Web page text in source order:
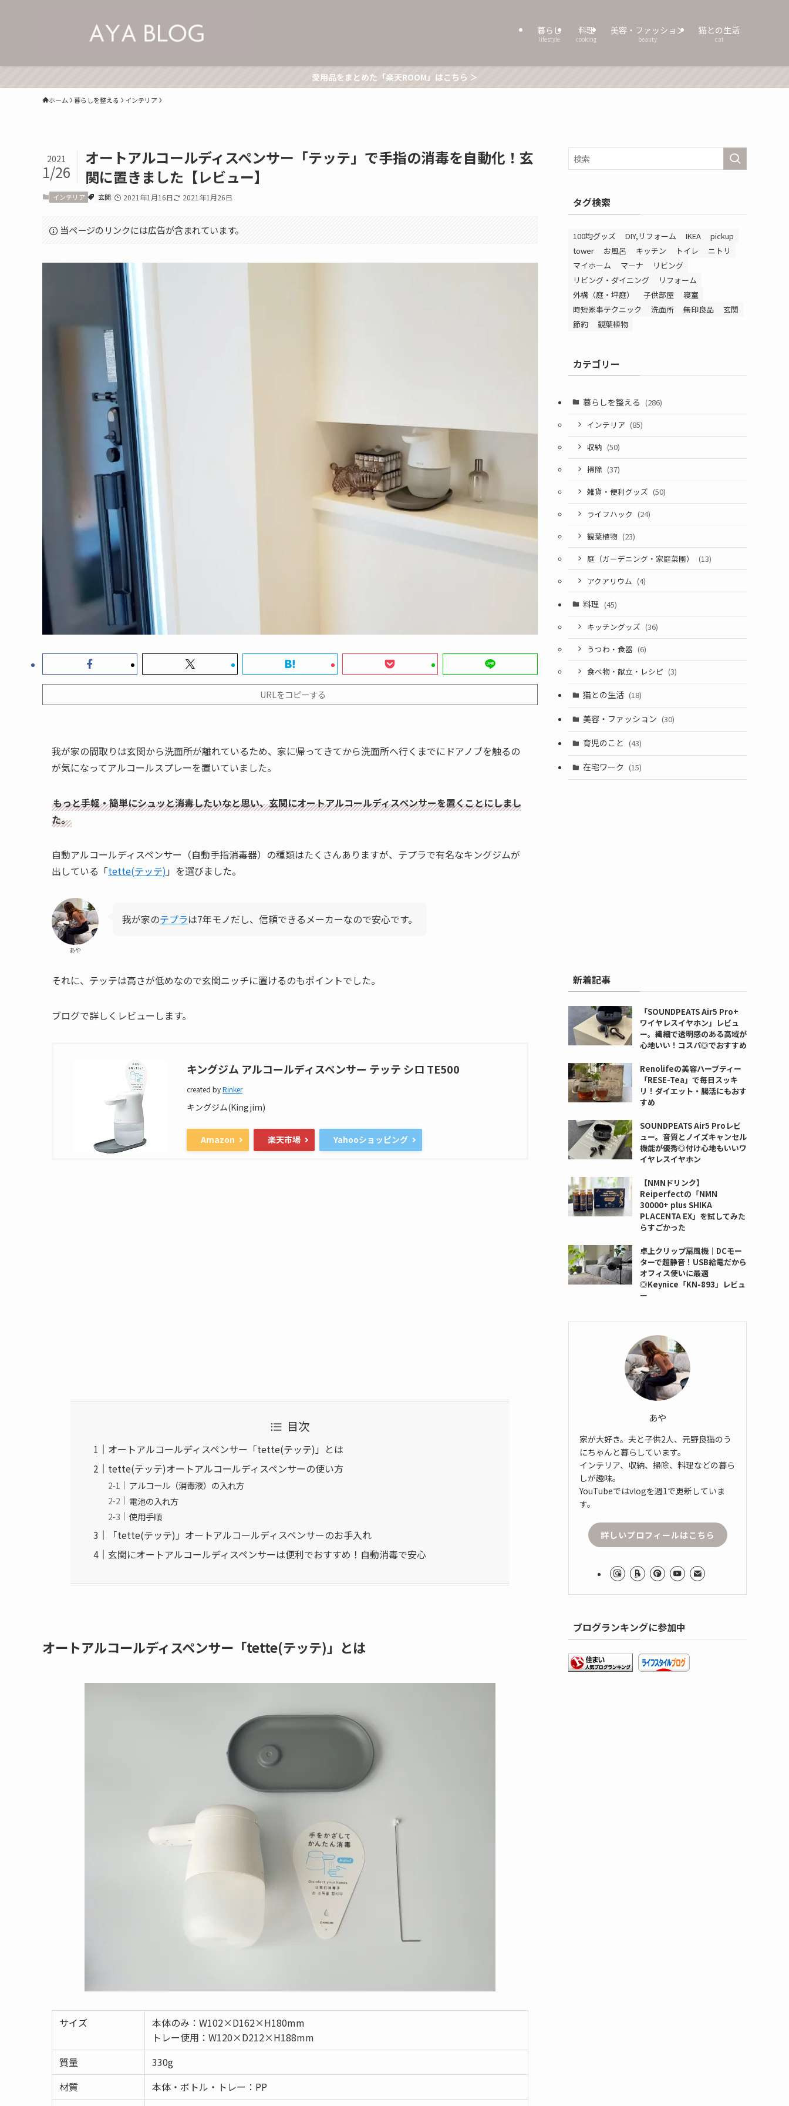
暮らし
lifestyle
料理
cooking
美容・ファッション
beauty
猫との生活
cat
愛用品をまとめた「楽天ROOM」はこちら ＞
ホーム 暮らしを整える インテリア
オートアルコールディスペンサー「テッテ」で手指の消毒を自動化！玄
関に置きました【レビュー】
2021
1/26
インテリア 玄関 2021年1月16日 2021年1月26日
当ページのリンクには広告が含まれています。
URLをコピーする
我が家の間取りは玄関から洗面所が離れているため、家に帰ってきてから洗面所へ行くまでにドアノブを触るの
が気になってアルコールスプレーを置いていました。
もっと手軽・簡単にシュッと消毒したいなと思い、玄関にオートアルコールディスペンサーを置くことにしまし
た。
自動アルコールディスペンサー（自動手指消毒器）の種類はたくさんありますが、テプラで有名なキングジムが
出している「tette(テッテ) 」を選びました。
あや
我が家のテプラは7年モノだし、信頼できるメーカーなので安心です。
それに、テッテは高さが低めなので玄関ニッチに置けるのもポイントでした。
ブログで詳しくレビューします。
キングジム アルコールディスペンサー テッテ シロ TE500
created byRinker
キングジム(Kingjim)
Amazon 楽天市場 Yahooショッピング
目次
オートアルコールディスペンサー「tette(テッテ)」とは
tette(テッテ)オートアルコールディスペンサーの使い方
アルコール（消毒液）の入れ方
電池の入れ方
使用手順
「tette(テッテ)」オートアルコールディスペンサーのお手入れ
玄関にオートアルコールディスペンサーは便利でおすすめ！自動消毒で安心
オートアルコールディスペンサー「tette(テッテ)」とは
サイズ
本体のみ：W102×D162×H180mm
トレー使用：W120×D212×H188mm
質量
330g
材質
本体・ボトル・トレー：PP
タグ検索
100均グッズ DIY,リフォーム IKEA
pickup
tower
お風呂 キッチン トイレ
ニトリ
マイホーム
マーナ
リビング
リビング・ダイニング
リフォーム
外構（庭・坪庭）
子供部屋
寝室
時短家事テクニック
洗面所 無印良品
玄関
節約
観葉植物
カテゴリー
暮らしを整える (286)
インテリア (85)
収納 (50)
掃除 (37)
雑貨・便利グッズ (50)
ライフハック (24)
観葉植物 (23)
庭（ガーデニング・家庭菜園）
(13)
アクアリウム (4)
料理 (45)
キッチングッズ (36)
うつわ・食器 (6)
食べ物・献立・レシピ (3)
猫との生活 (18)
美容・ファッション (30)
育児のこと (43)
在宅ワーク (15)
新着記事
「SOUNDPEATS Air5 Pro+
ワイヤレスイヤホン」レビュ
ー。繊細で透明感のある高域が
心地いい！コスパ◎でおすすめ
Renolifeの美容ハーブティー
「RESE-Tea」で毎日スッキ
リ！ダイエット・腸活にもおす
すめ
SOUNDPEATS Air5 Proレビ
ュー。音質とノイズキャンセル
機能が優秀◎付け心地もいいワ
イヤレスイヤホン
【NMNドリンク】
Reiperfectの「NMN
30000+ plus SHIKA
PLACENTA EX」を試してみた
らすごかった
卓上クリップ扇風機｜DCモー
ターで超静音！USB給電だから
オフィス使いに最適
◎Keynice「KN-893」レビュ
ー
あや
家が大好き。夫と子供2人、元野良猫のう
にちゃんと暮らしています。
インテリア、収納、掃除、料理などの暮ら
しが趣味。
YouTubeではvlogを週1で更新していま
す。
詳しいプロフィールはこちら
ブログランキングに参加中